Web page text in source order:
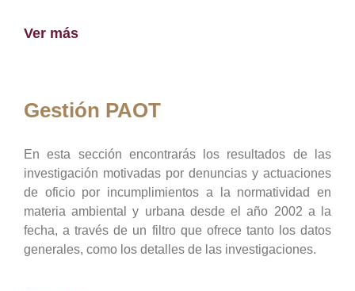
Ver más
Gestión PAOT
En esta sección encontrarás los resultados de las
investigación motivadas por denuncias y actuaciones
de oficio por incumplimientos a la normatividad en
materia ambiental y urbana desde el año 2002 a la
fecha, a través de un filtro que ofrece tanto los datos
generales, como los detalles de las investigaciones.